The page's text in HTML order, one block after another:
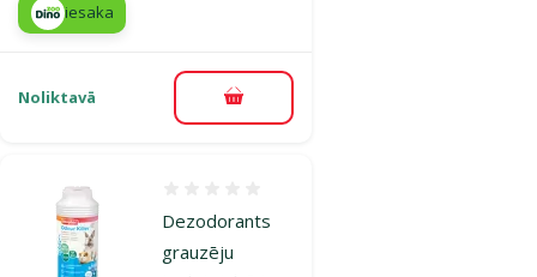
iesaka
Noliktavā Pievienot grozam
Dezodorants
grauzēju